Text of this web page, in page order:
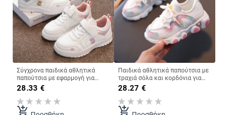
Σύγχρονα παιδικά αθλητικά
παπούτσια με εφαρμογή για
κορίτσια
28.33 €
add_shopping_cart
Παιδικά αθλητικά παπούτσια με
τραχιά σόλα και κορδόνια για
κορίτσια
28.27 €
add_shopping_cart